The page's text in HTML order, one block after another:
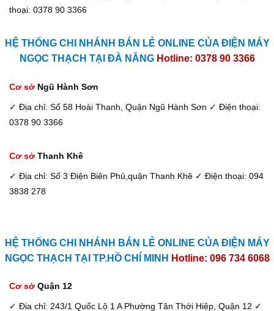
thoại: 0378 90 3366
HỆ THỐNG CHI NHÁNH BÁN LẺ ONLINE CỦA ĐIỆN MÁY
NGỌC THẠCH TẠI ĐÀ NẴNG Hotline: 0378 90 3366
Cơ sở Ngũ Hành Sơn
✓ Địa chỉ: Số 58 Hoài Thanh, Quận Ngũ Hành Sơn ✓ Điện thoại:
0378 90 3366
Cơ sở Thanh Khê
✓ Địa chỉ: Số 3 Điện Biên Phủ,quận Thanh Khê ✓ Điện thoại: 094
3838 278
HỆ THỐNG CHI NHÁNH BÁN LẺ ONLINE CỦA ĐIỆN MÁY
NGỌC THẠCH TẠI TP.HỒ CHÍ MINH Hotline: 096 734 6068
Cơ sở Quận 12
✓ Địa chỉ: 243/1 Quốc Lộ 1 A Phường Tân Thới Hiệp, Quận 12 ✓